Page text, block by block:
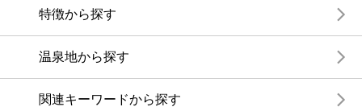
特徴から探す
温泉地から探す
関連キーワードから探す